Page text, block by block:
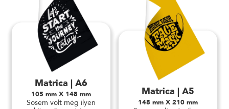
Matrica | A6
105 mm X 148 mm
Sosem volt még ilyen
Matrica | A5
148 mm X 210 mm